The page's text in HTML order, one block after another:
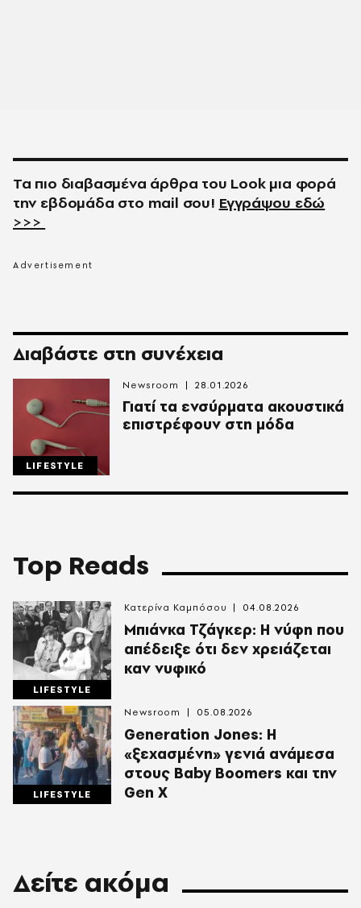
Τα πιο διαβασμένα άρθρα του Look μια φορά
την εβδομάδα στο mail σου! Εγγράψου εδώ
>>>
Διαβάστε στη συνέχεια
LIFESTYLE
Γιατί τα ενσύρματα ακουστικά
επιστρέφουν στη μόδα
Newsroom 28.01.2026
Top Reads
LIFESTYLE
Mπιάνκα Τζάγκερ: Η νύφη που
απέδειξε ότι δεν χρειάζεται
καν νυφικό
Κατερίνα Καμπόσου 04.08.2026
LIFESTYLE
Generation Jones: Η
«ξεχασμένη» γενιά ανάμεσα
στους Baby Boomers και την
Gen X
Newsroom 05.08.2026
Δείτε ακόμα